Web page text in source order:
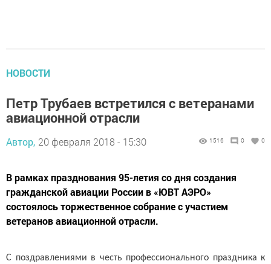
НОВОСТИ
Петр Трубаев встретился с ветеранами
авиационной отрасли
Автор, 20 февраля 2018 - 15:30 1516 0 0
В рамках празднования 95-летия со дня создания
гражданской авиации России в «ЮВТ АЭРО»
состоялось торжественное собрание с участием
ветеранов авиационной отрасли.
С поздравлениями в честь профессионального праздника к